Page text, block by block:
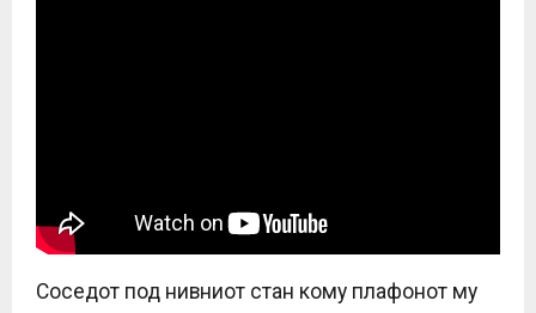
Соседот под нивниот стан кому плафонот му